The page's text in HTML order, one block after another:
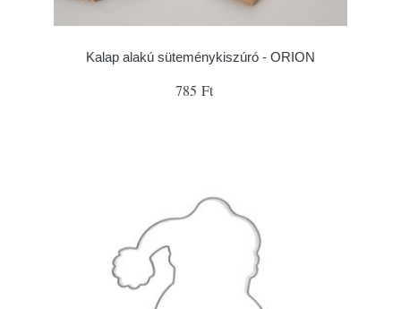
Kalap alakú süteménykiszúró - ORION
785 Ft